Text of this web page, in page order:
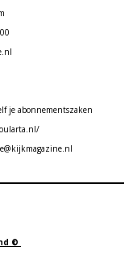
je abonnementszaken
©